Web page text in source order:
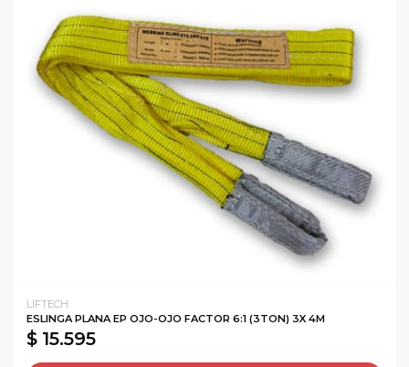
LIFTECH
ESLINGA PLANA EP OJO-OJO FACTOR 6:1 (3TON) 3X 4M
$ 15.595